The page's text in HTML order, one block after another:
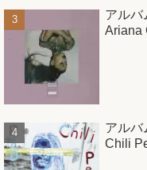
アルバ
Ariana
アルバ
Chili